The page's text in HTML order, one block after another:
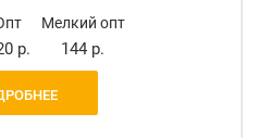
р.
Мелкий опт
144 р.